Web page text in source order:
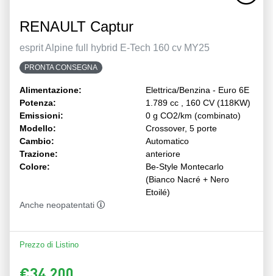
RENAULT Captur
esprit Alpine full hybrid E-Tech 160 cv MY25
PRONTA CONSEGNA
Alimentazione:
Elettrica/Benzina - Euro 6E
Potenza:
1.789 cc , 160 CV (118KW)
Emissioni:
0 g CO2/km (combinato)
Modello:
Crossover, 5 porte
Cambio:
Automatico
Trazione:
anteriore
Colore:
Be-Style Montecarlo
(Bianco Nacré + Nero
Etoilé)
Anche neopatentati
Prezzo di Listino